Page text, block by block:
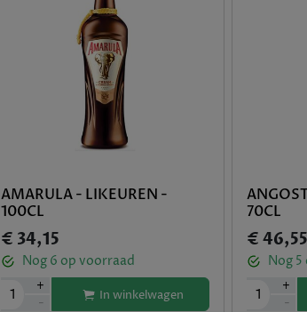
AMARULA - LIKEUREN -
100CL
€ 34,15
Nog 6 op voorraad
1
+
-
In winkelwagen
70CL
€ 46,55
Nog 5
1
+
-